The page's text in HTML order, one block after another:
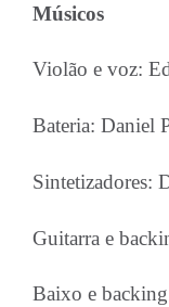
Músicos
Violão e voz:
Bateria: Daniel
Sintetizadores:
Guitarra e
Baixo e